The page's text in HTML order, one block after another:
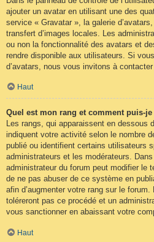
ajouter un avatar en utilisant une des
service « Gravatar », la galerie
transfert d’images locales. Les
ou non la fonctionnalité des avatars et
rendre disponible aux utilisateurs. Si
d’avatars, nous vous invitons à
Haut
Quel est mon rang et comment puis-
Les rangs, qui apparaissent en dessous
indiquent votre activité selon le nombre
publié ou identifient certains utilisateurs
administrateurs et les modérateurs.
administrateur du forum peut modifier le
de ne pas abuser de ce système en
afin d’augmenter votre rang sur le
toléreront pas ce procédé et un
vous sanctionner en abaissant votre
Haut